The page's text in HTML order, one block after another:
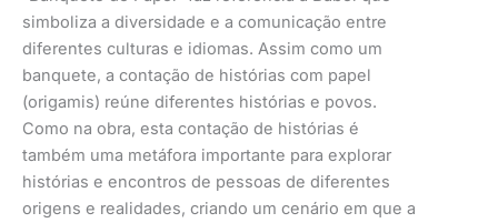
simboliza a diversidade e a comunicação entre
diferentes culturas e idiomas. Assim como um
banquete, a contação de histórias com papel
(origamis) reúne diferentes histórias e povos.
Como na obra, esta contação de histórias é
também uma metáfora importante para explorar
histórias e encontros de pessoas de diferentes
origens e realidades, criando um cenário em que a